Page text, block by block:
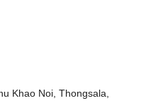
Khao Noi, Thongsala,